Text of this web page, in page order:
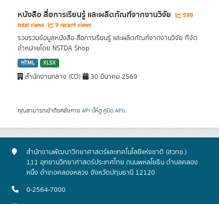
หนังสือ สื่อการเรียนรู้ และผลิตภัณฑ์จากงานวิจัย
599
total views
9 recent views
รวบรวมข้อมูลหนังสือ สื่อการเรียนรู้ และผลิตภัณฑ์จากงานวิจัย ที่จัด
จำหน่ายโดย NSTDA Shop
HTML XLSX
สำนักงานกลาง (CO) 30 มีนาคม 2569
คุณสามารถเข้าถึงคลังทาง API (ให้ดู คู่มือ API).
สำนักงานพัฒนาวิทยาศาสตร์และเทคโนโลยีแห่งชาติ (สวทช.)
111 อุทยานวิทยาศาสตร์ประเทศไทย ถนนพหลโยธิน ตำบลคลอง
หนึ่ง อำเภอคลองหลวง จังหวัดปทุมธานี 12120
0-2564-7000